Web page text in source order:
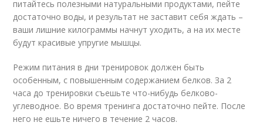
питайтесь полезными натуральными продуктами, пейте
достаточно воды, и результат не заставит себя ждать –
ваши лишние килограммы начнут уходить, а на их месте
будут красивые упругие мышцы.
Режим питания в дни тренировок должен быть
особенным, с повышенным содержанием белков. За 2
часа до тренировки съешьте что-нибудь белково-
углеводное. Во время тренинга достаточно пейте. После
него не ешьте ничего в течение 2 часов.